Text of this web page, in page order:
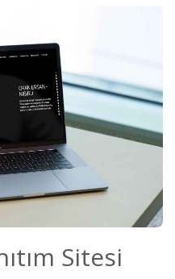
Sitesi